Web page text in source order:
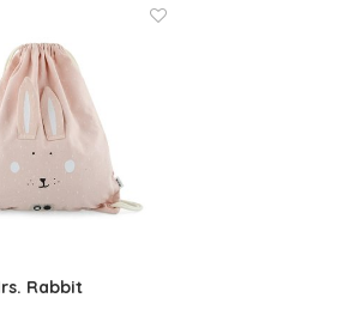
Rabbit